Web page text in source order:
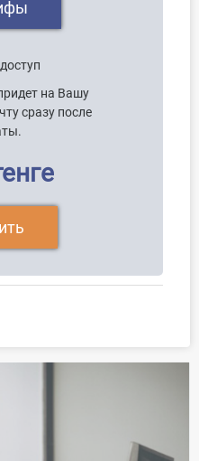
на Вашу
сразу после